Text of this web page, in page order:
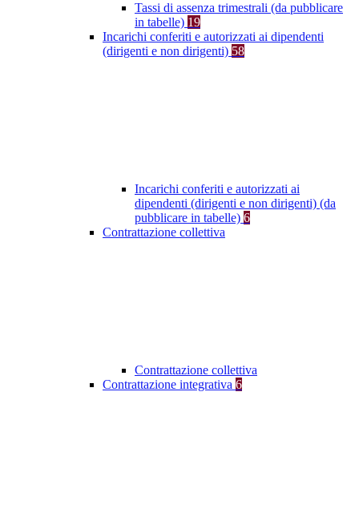
Tassi di assenza trimestrali (da pubblicare
in tabelle) 19
Incarichi conferiti e autorizzati ai dipendenti
(dirigenti e non dirigenti) 58
Incarichi conferiti e autorizzati ai
dipendenti (dirigenti e non dirigenti) (da
pubblicare in tabelle) 6
Contrattazione collettiva
Contrattazione collettiva
Contrattazione integrativa 6